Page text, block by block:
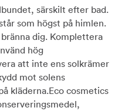
särskilt efter bad.
som högst på himlen.
dig. Komplettera
hög
att inte ens solkrämer
mot solens
kläderna.Eco cosmetics